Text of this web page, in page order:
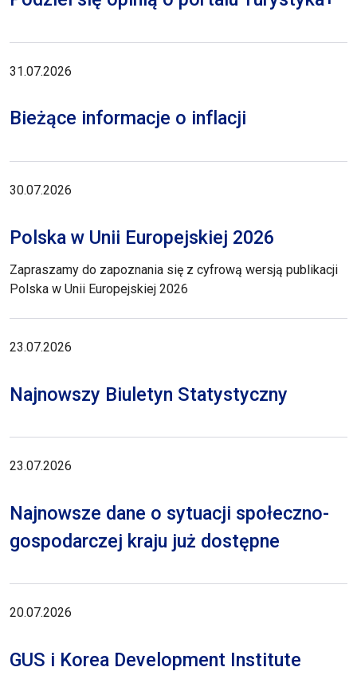
31.07.2026
Bieżące informacje o inflacji
30.07.2026
Polska w Unii Europejskiej 2026
Zapraszamy do zapoznania się z cyfrową wersją publikacji
Polska w Unii Europejskiej 2026
23.07.2026
Najnowszy Biuletyn Statystyczny
23.07.2026
Najnowsze dane o sytuacji społeczno-
gospodarczej kraju już dostępne
20.07.2026
GUS i Korea Development Institute